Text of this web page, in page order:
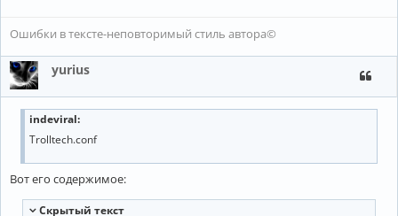
Ошибки в тексте-неповторимый стиль автора©
yurius
indeviral:
Trolltech.conf
Вот его содержимое:
Cкрытый текст